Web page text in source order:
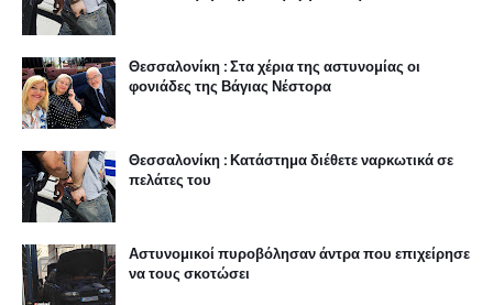
Θεσσαλονίκη : Στα χέρια της αστυνομίας οι
φονιάδες της Βάγιας Νέστορα
Θεσσαλονίκη : Κατάστημα διέθετε ναρκωτικά σε
πελάτες του
Αστυνομικοί πυροβόλησαν άντρα που επιχείρησε
να τους σκοτώσει